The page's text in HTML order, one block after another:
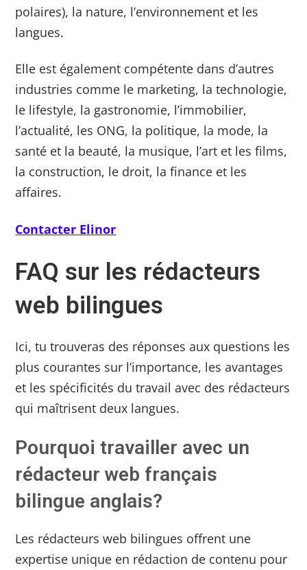
polaires), la nature, l’environnement et les
langues.
Elle est également compétente dans d’autres
industries comme le marketing, la technologie,
le lifestyle, la gastronomie, l’immobilier,
l’actualité, les ONG, la politique, la mode, la
santé et la beauté, la musique, l’art et les films,
la construction, le droit, la finance et les
affaires.
Contacter Elinor
FAQ sur les rédacteurs
web bilingues
Ici, tu trouveras des réponses aux questions les
plus courantes sur l’importance, les avantages
et les spécificités du travail avec des rédacteurs
qui maîtrisent deux langues.
Pourquoi travailler avec un
rédacteur web français
bilingue anglais?
Les rédacteurs web bilingues offrent une
expertise unique en rédaction de contenu pour